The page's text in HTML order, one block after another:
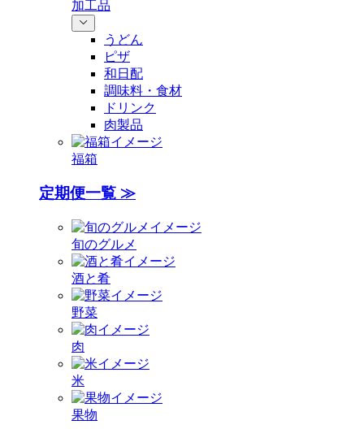
加工品
うどん
ピザ
和日配
調味料・食材
ドリンク
肉製品
福箱
定期便一覧 ≫
旬のグルメ
酒と肴
野菜
肉
米
果物